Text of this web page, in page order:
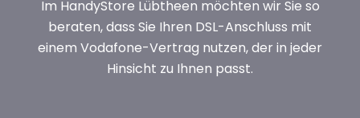
Im HandyStore Lübtheen möchten wir Sie so
beraten, dass Sie Ihren DSL-Anschluss mit
einem Vodafone-Vertrag nutzen, der in jeder
Hinsicht zu Ihnen passt.